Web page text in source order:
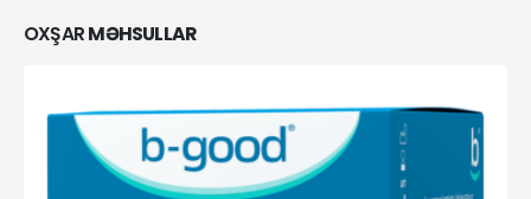
OXŞARMƏHSULLAR